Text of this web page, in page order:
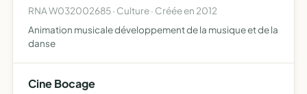
RNA W032002685 · Culture · Créée en 2012
Animation musicale développement de la musique et de la
danse
Cine Bocage